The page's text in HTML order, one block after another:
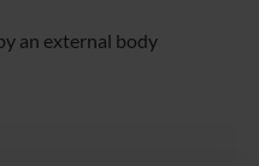
an external body